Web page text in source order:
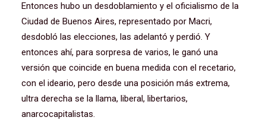
Entonces hubo un desdoblamiento y el oficialismo de la
Ciudad de Buenos Aires, representado por Macri,
desdobló las elecciones, las adelantó y perdió. Y
entonces ahí, para sorpresa de varios, le ganó una
versión que coincide en buena medida con el recetario,
con el ideario, pero desde una posición más extrema,
ultra derecha se la llama, liberal, libertarios,
anarcocapitalistas.